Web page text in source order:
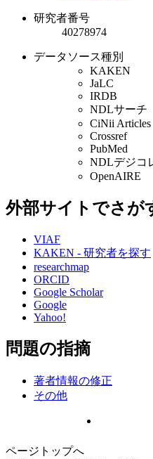
研究者番号
40278974
データソース種別
KAKEN
JaLC
IRDB
NDLサーチ
CiNii Articles
Crossref
PubMed
NDLデジコ
OpenAIRE
外部サイトでさが
VIAF
KAKEN - 研究者を探す
researchmap
ORCID
Google Scholar
Google
Yahoo!
問題の指摘
著者情報の修正
その他
ページトップへ